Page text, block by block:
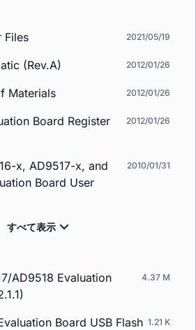
Files 2021/05/19
(Rev.A) 2012/01/26
Materials 2012/01/26
Board Register
2012/01/26
x, AD9517-x, and
Board User
2010/01/31
AD9518 Evaluation
4.37 M
Board USB Flash 1.21 K